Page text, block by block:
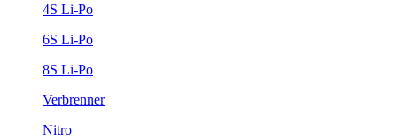
4S Li-Po
6S Li-Po
8S Li-Po
Verbrenner
Nitro